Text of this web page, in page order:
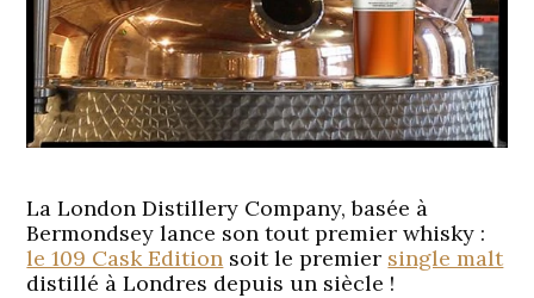
La London Distillery Company, basée à
Bermondsey lance son tout premier whisky :
le 109 Cask Edition soit le premier single malt
distillé à Londres depuis un siècle !